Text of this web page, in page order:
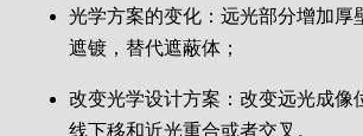
光学方案的变化：远光部分增加厚
遮镀，替代遮蔽体；
改变光学设计方案：改变远光成像
线下移和近光重合或者交叉。